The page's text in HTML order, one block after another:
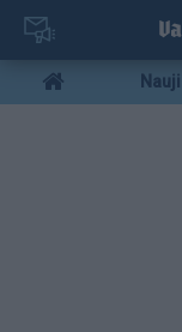
Pereiti
pagrindinį
turinį
Mobile
menu
Nauji